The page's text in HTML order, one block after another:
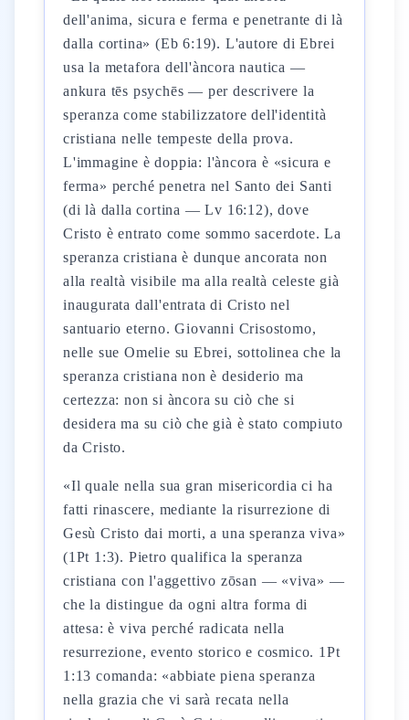
dell'anima, sicura e ferma e penetrante di là
dalla cortina» (Eb 6:19). L'autore di Ebrei
usa la metafora dell'àncora nautica —
ankura tēs psychēs — per descrivere la
speranza come stabilizzatore dell'identità
cristiana nelle tempeste della prova.
L'immagine è doppia: l'àncora è «sicura e
ferma» perché penetra nel Santo dei Santi
(di là dalla cortina — Lv 16:12), dove
Cristo è entrato come sommo sacerdote. La
speranza cristiana è dunque ancorata non
alla realtà visibile ma alla realtà celeste già
inaugurata dall'entrata di Cristo nel
santuario eterno. Giovanni Crisostomo,
nelle sue Omelie su Ebrei, sottolinea che la
speranza cristiana non è desiderio ma
certezza: non si àncora su ciò che si
desidera ma su ciò che già è stato compiuto
da Cristo.
«Il quale nella sua gran misericordia ci ha
fatti rinascere, mediante la risurrezione di
Gesù Cristo dai morti, a una speranza viva»
(1Pt 1:3). Pietro qualifica la speranza
cristiana con l'aggettivo zōsan — «viva» —
che la distingue da ogni altra forma di
attesa: è viva perché radicata nella
resurrezione, evento storico e cosmico. 1Pt
1:13 comanda: «abbiate piena speranza
nella grazia che vi sarà recata nella